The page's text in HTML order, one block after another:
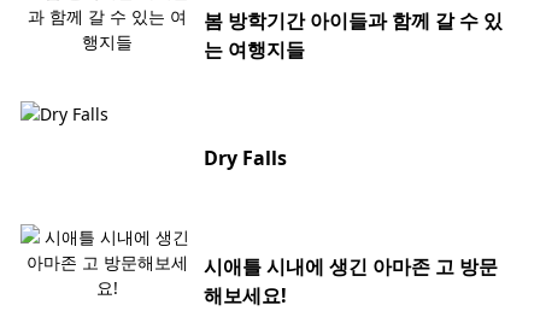
봄 방학기간 아이들과 함께 갈 수 있
는 여행지들
Dry Falls
시애틀 시내에 생긴 아마존 고 방문
해보세요!